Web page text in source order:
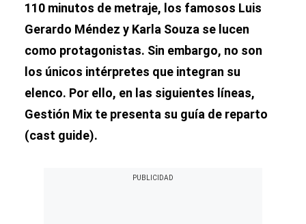
110 minutos de metraje, los famosos Luis
Gerardo Méndez y Karla Souza se lucen
como protagonistas. Sin embargo, no son
los únicos intérpretes que integran su
elenco. Por ello, en las siguientes líneas,
Gestión Mix te presenta su guía de reparto
(cast guide).